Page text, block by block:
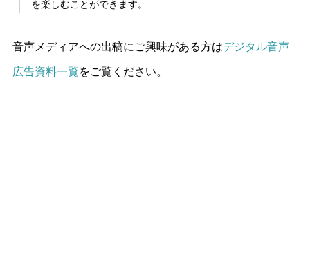
を楽しむことができます。
音声メディアへの出稿にご興味がある方はデジタル音声
広告資料一覧をご覧ください。